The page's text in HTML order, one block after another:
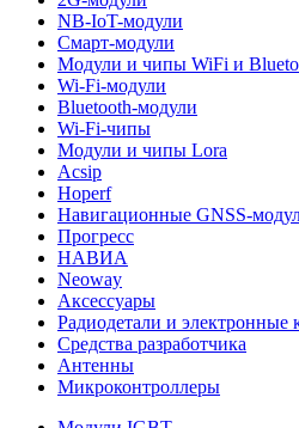
NB-IoT-модули
Смарт-модули
Модули и чипы WiFi и
Wi-Fi-модули
Bluetooth-модули
Wi-Fi-чипы
Модули и чипы Lora
Acsip
Hoperf
Навигационные GNSS-
Прогресс
НАВИА
Neoway
Аксессуары
Радиодетали и электронные
Средства разработчика
Антенны
Микроконтроллеры